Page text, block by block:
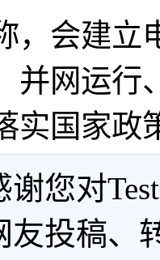
会建立
并网运行
实国家政
您对
友投稿、